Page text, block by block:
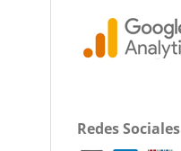
Redes Sociales